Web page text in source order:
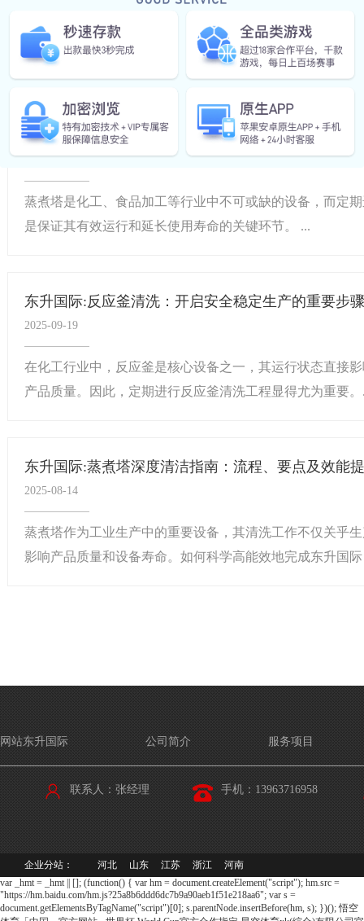
反应釜清洗工程是化工行业中不可或缺的一环。无论是生
清理，还是设备维护保养，反应釜清洗都直接关系到生产效
东升国际 ：专业维护及安全操作秘籍...
2025-10-16
蒸煮塔是化工、食品加工等行业中不可或缺的设备，而定
是保证其有效运行和延长使用寿命的关键环节。 ...
东升国际:反应釜清洗：开启安全稳定生产的重要步
2025-09-19
在化工行业中，反应釜是核心设备之一，其运行状态直接
产品质量。因此，定期进行反应釜清洗工程显得尤为重要。
东升国际:蒸煮塔深度清洁指南：流程、要点及效能
2025-08-14
蒸煮塔作为工业生产中的重要设备，其清洗工作不仅关乎
影响产品质量和设备寿命。如何科学高能效地完成东升国际
网站东升国际 公司简介 服务项目
联系人： 张经理 手机： 13963716958
企业分站： 河北 山东 江苏 浙江
河南
var _hmt = _hmt || []; (function() { var hm = document.createElement("script"); hm.src =
"https://hm.baidu.com/hm.js?25a8b6ddd6dc7b9a90aeb1f51e218aa6"; var s =
document.getElementsByTagName("script")[0]; s.parentNode.insertBefore(hm, s); })();悟空